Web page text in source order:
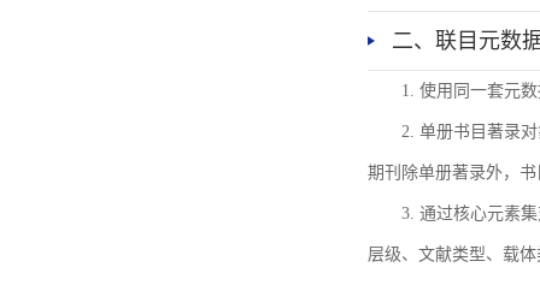
二、联目元数
1. 使用同一套元
2. 单册书目著录
期刊除单册著录外，
3. 通过核心元素
层级、文献类型、载